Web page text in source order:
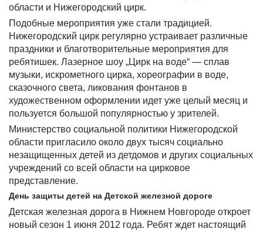
области и Нижегородский цирк.
Подобные мероприятия уже стали традицией.
Нижегородский цирк регулярно устраивает различные
праздники и благотворительные мероприятия для
ребятишек. Лазерное шоу „Цирк на воде“ — сплав
музыки, искрометного цирка, хореографии в воде,
сказочного света, ликования фонтанов в
художественном оформлении идет уже целый месяц и
пользуется большой популярностью у зрителей.
Министерство социальной политики Нижегородской
области пригласило около двух тысяч социально
незащищенных детей из детдомов и других социальных
учреждений со всей области на цирковое
представление.
День защиты детей на Детской железной дороге
Детская железная дорога в Нижнем Новгороде откроет
новый сезон 1 июня 2012 года. Ребят ждет настоящий